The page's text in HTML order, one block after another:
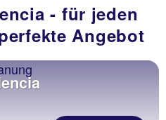
- für jeden
Angebot